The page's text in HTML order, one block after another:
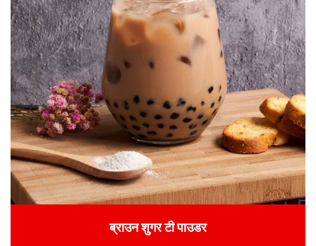
ब्राउन शुगर टी पाउडर